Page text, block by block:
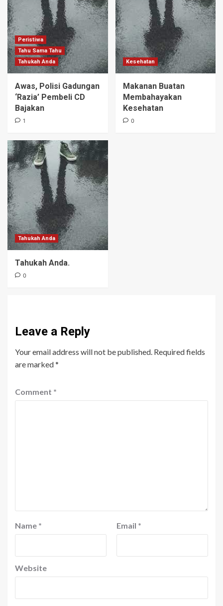
Peristiwa
Tahu Sama Tahu
Tahukah Anda
Awas, Polisi Gadungan
‘Razia’ Pembeli CD
Bajakan
1
Kesehatan
Makanan Buatan
Membahayakan
Kesehatan
0
Tahukah Anda
Tahukah Anda.
0
Leave a Reply
Your email address will not be published. Required fields
are marked*
Comment *
Name * Email *
Website